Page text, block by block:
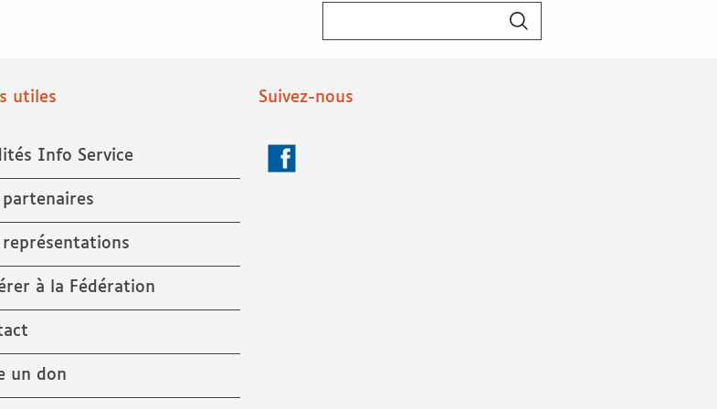
utiles
Info Service
partenaires
représentations
à la Fédération
un don
Suivez-nous